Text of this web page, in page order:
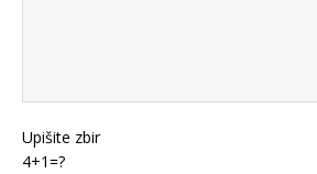
Upišite zbir
4+1=?